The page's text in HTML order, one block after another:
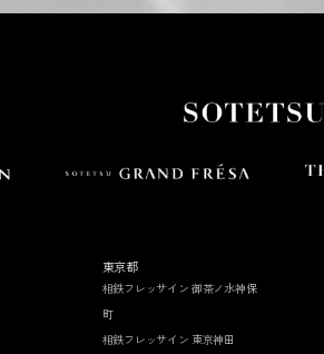
東京都
相鉄フレッサイン 御茶ノ水神保
町
相鉄フレッサイン 東京神田